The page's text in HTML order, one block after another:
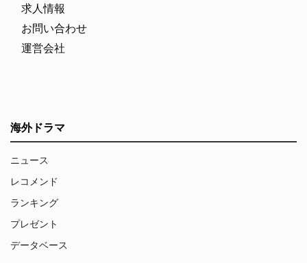
求人情報
お問い合わせ
運営会社
海外ドラマ
ニュース
レコメンド
ランキング
プレゼント
データベース